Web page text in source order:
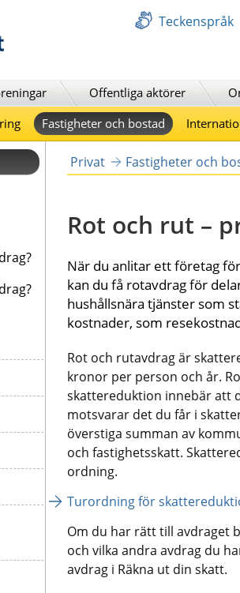
Teckenspråk
Offentliga aktörer
Fastigheter och bostad
Privat Fastigheter och
Rot och rut –
När du anlitar ett företag
kan du få rotavdrag för
hushållsnära tjänster som
kostnader, som
Rot och rutavdrag är
kronor per person och år.
skattereduktion innebär att
motsvarar det du får i
överstiga summan av
och fastighetsskatt.
ordning.
Turordning för
Om du har rätt till avdraget
och vilka andra avdrag du
avdrag i Räkna ut din skatt.